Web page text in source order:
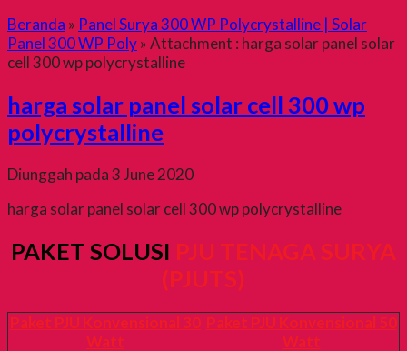
Beranda » Panel Surya 300 WP Polycrystalline | Solar
Panel 300 WP Poly» Attachment : harga solar panel solar
cell 300 wp polycrystalline
harga solar panel solar cell 300 wp
polycrystalline
Diunggah pada 3 June 2020
harga solar panel solar cell 300 wp polycrystalline
PAKET SOLUSI PJU TENAGA SURYA
(PJUTS)
Paket PJU Konvensional 30
Watt
Paket PJU Konvensional 50
Watt